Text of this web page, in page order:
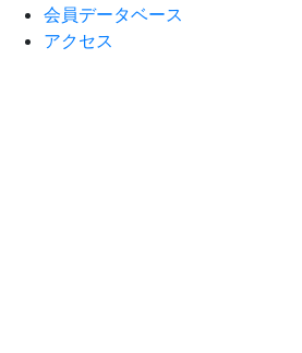
会員データベース
アクセス